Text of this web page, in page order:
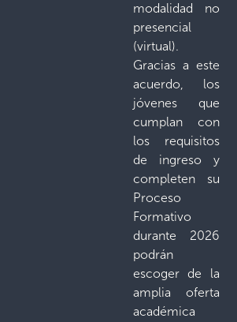
modalidad no
presencial
(virtual).
Gracias a este
acuerdo, los
jóvenes que
cumplan con
los requisitos
de ingreso y
completen su
Proceso
Formativo
durante 2026
podrán
escoger de la
amplia oferta
académica